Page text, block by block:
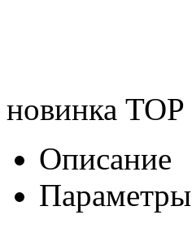
новинка TOP
Описание
Параметры